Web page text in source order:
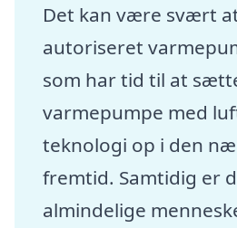
Det kan være svært
autoriseret
som har tid til at
varmepumpe med
teknologi op i den
fremtid. Samtidig er
almindelige